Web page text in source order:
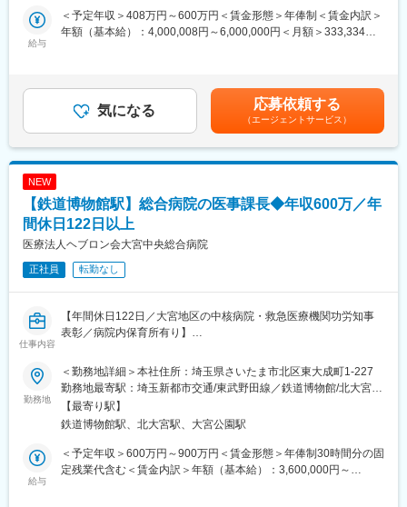
ーと連携し、地域医療に貢献しながら、質の高いサービス提供と
クリニックの成長を支える役割です。
師と協働し、メンバー育成・労務・業務・収支管理等を実施。組
織全体の運営最適化を推進します。
・地域連携・集患営業（30%）：エリアマーケティング戦略立案
有、オペレーション改善提案、訪問診療帯同（運転・物品準備・
電子カルテ補助等）、相談員業務（診療体制・保険活用提案、契
約サポート）を担当します。
■組織構成
■業務の魅力
験できます。複数拠点を担うキャリアも目指せます。
■教育体制
業界未経験からでも安心の研修・OJT制度があり、着実に成長で
きる環境です。
■就業環境
給与
＜予定年収＞408万円～600万円＜賃金形態＞年俸制＜賃金内訳＞
年額（基本給）：4,000,008円～6,000,000円＜月額＞333,334円
ール手当：-待機手当：休日日中7,000円、休日夜間6,000円、平日
夜間5,000円-出動手当：5,000円／回賃金はあくまでも目安の金額
であり、選考を通じて上下する可能性があります。月給(月額)は固
定手当を含めた表記です。
気になる 応募依頼する
（エージェントサービス）
NEW
【鉄道博物館駅】総合病院の医事課長◆年収600万／年
間休日122日以上
医療法人ヘブロン会大宮中央総合病院
正社員 転勤なし
仕事内容
【年間休日122日／大宮地区の中核病院・救急医療機関功労知事
表彰／病院内保育所有り】
救急診療に対応する地域中核病院である当院にて、医事課長候補
を募集します。
■業務内容：
・受付業務（来院受付・患者登録・保険証確認・面会受付 等）
・医事会計入力業務
・会計業務
・レセプト点検業務
勤務地
＜勤務地詳細＞本社住所：埼玉県さいたま市北区東大成町1-227
勤務地最寄駅：埼玉新都市交通/東武野田線／鉄道博物館/北大宮駅
受動喫煙対策：屋内全面禁煙変更の範囲：会社の定める事業所
【最寄り駅】
鉄道博物館駅、北大宮駅、大宮公園駅
給与
＜予定年収＞600万円～900万円＜賃金形態＞年俸制30時間分の固
定残業代含む＜賃金内訳＞年額（基本給）：3,600,000円～